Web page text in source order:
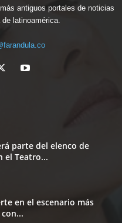
antiguos portales de noticias
latinoamérica.
parte del elenco de
el Teatro...
en el escenario más